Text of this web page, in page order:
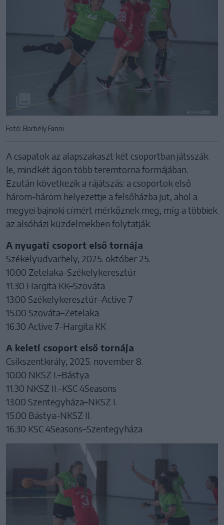
Fotó: Borbély Fanni
A csapatok az alapszakaszt két csoportban játsszák
le, mindkét ágon több teremtorna formájában.
Ezután következik a rájátszás: a csoportok első
három-három helyezettje a felsőházba jut, ahol a
megyei bajnoki címért mérkőznek meg, míg a többiek
az alsóházi küzdelmekben folytatják.
A nyugati csoport első tornája
Székelyudvarhely, 2025. október 25.
10.00 Zetelaka–Székelykeresztúr
11.30 Hargita KK–Szováta
13.00 Székelykeresztúr–Active 7
15.00 Szováta–Zetelaka
16.30 Active 7–Hargita KK
A keleti csoport első tornája
Csíkszentkirály, 2025. november 8.
10.00 NKSZ I.–Bástya
11.30 NKSZ II.–KSC 4Seasons
13.00 Szentegyháza–NKSZ I.
15.00 Bástya–NKSZ II.
16.30 KSC 4Seasons–Szentegyháza